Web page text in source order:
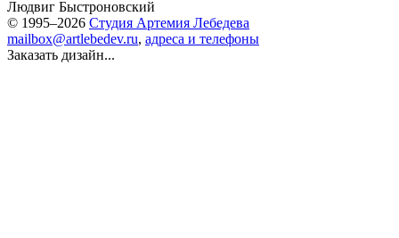
Людвиг Быстроновский
© 1995–2026 Студия Артемия Лебедева
mailbox@artlebedev.ru, адреса и телефоны
Заказать дизайн...